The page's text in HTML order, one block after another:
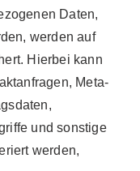
Daten,
werden auf
Hierbei kann
Meta-
und sonstige
werden,